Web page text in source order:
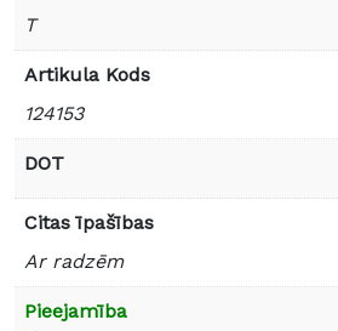
T
Artikula Kods
124153
DOT
Citas īpašības
Ar radzēm
Pieejamība